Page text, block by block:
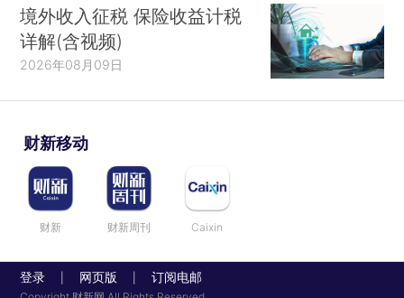
境外收入征税 保险收益计税
详解(含视频)
2026年08月09日
财新移动
财新 财新周刊 Caixin
登录 网页版 订阅电邮